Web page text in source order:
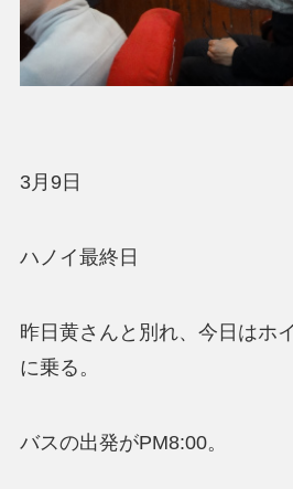
3月9日
ハノイ最終日
昨日黄さんと別れ、今日はホ
に乗る。
バスの出発がPM8:00。